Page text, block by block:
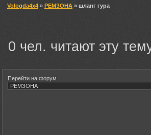
Vologda4x4 » РЕМЗОНА » шланг гура
0 чел. читают эту
Перейти на форум